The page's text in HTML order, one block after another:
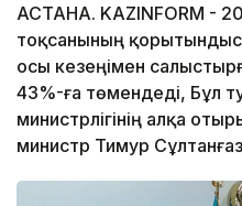
АСТАНА. KAZINFORM -
тоқсанының
осы кезеңімен
43%-ға төмендеді, Бұл
министрлігінің алқа
министр Тимур